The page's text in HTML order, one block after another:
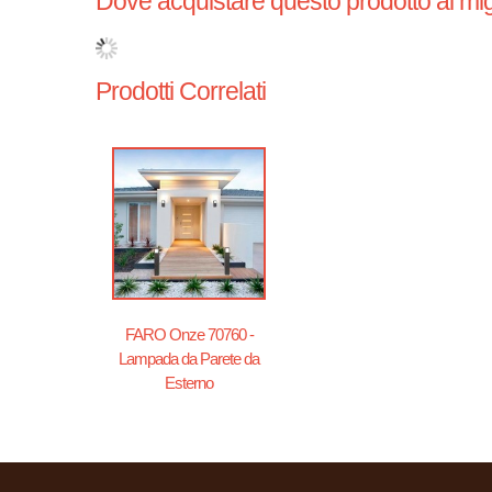
Prodotti Correlati
FARO Onze 70760 -
Lampada da Parete da
Esterno